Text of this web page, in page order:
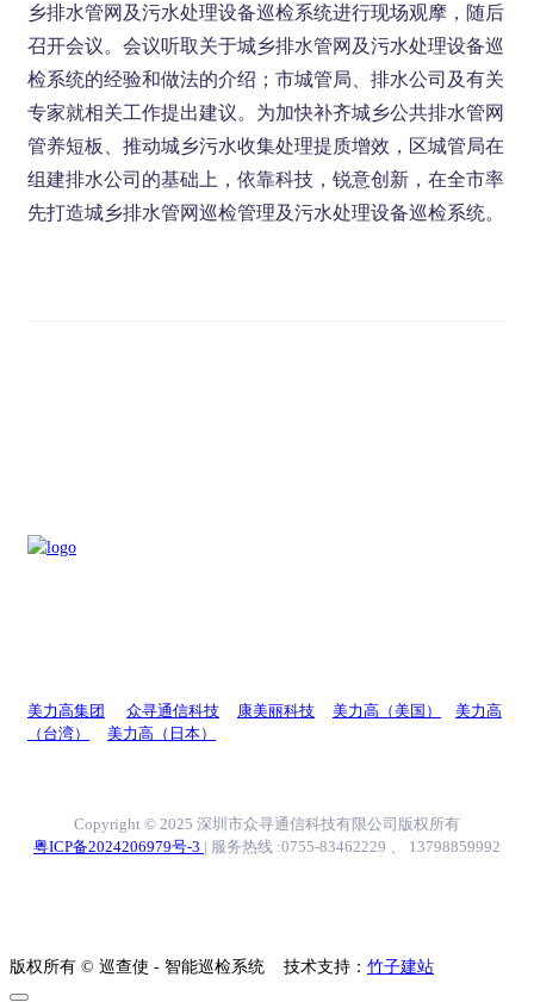
乡排水管网及污水处理设备巡检系统进行现场观摩，随后
召开会议。会议听取关于城乡排水管网及污水处理设备巡
检系统的经验和做法的介绍；市城管局、排水公司及有关
专家就相关工作提出建议。为加快补齐城乡公共排水管网
管养短板、推动城乡污水收集处理提质增效，区城管局在
组建排水公司的基础上，依靠科技，锐意创新，在全市率
先打造城乡排水管网巡检管理及污水处理设备巡检系统。
美力高集团 众寻通信科技 康美丽科技 美力高（美国）
美力高
（台湾）
美力高（日本）
Copyright © 2025 深圳市众寻通信科技有限公司版权所有
粤ICP备2024206979号-3 | 服务热线 :0755-83462229 、 13798859992
版权所有 © 巡查使 - 智能巡检系统 技术支持： 竹子建站